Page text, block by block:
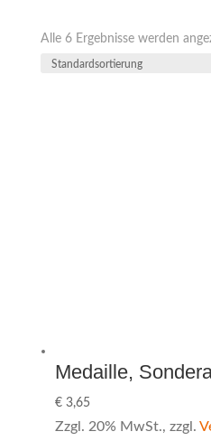
Alle 6 Ergebnisse werden
Medaille,
€3,65
Zzgl. 20% MwSt., zzgl.